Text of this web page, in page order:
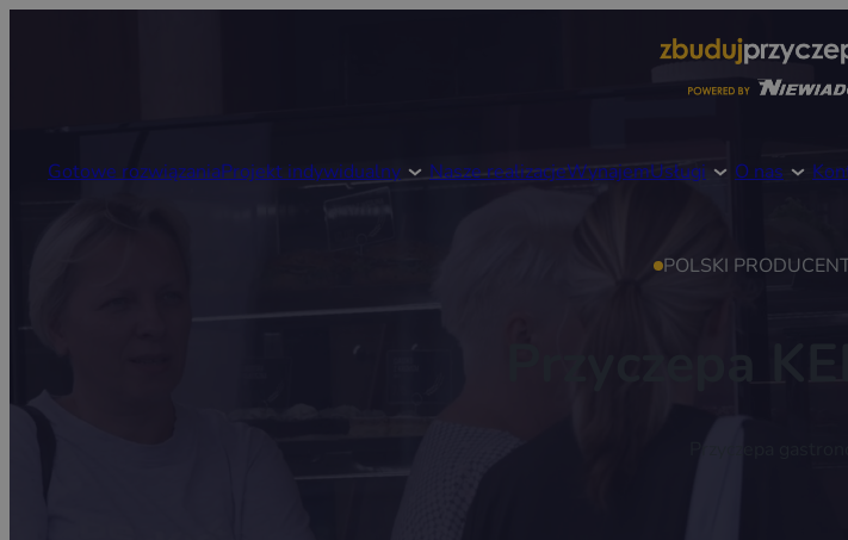
Gotowe rozwiązaniaProjekt indywidualny Nasze realizacjeWynajemUsługi O nas
POLSKI
Przyczepa